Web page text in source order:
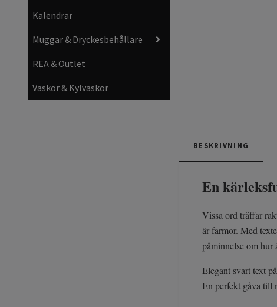
Kalendrar
Muggar & Dryckesbehållare
REA & Outlet
Väskor & Kylväskor
BESKRIVNING
En
Vissa ord träffar
är farmor. Med
påminnelse om hur
Elegant svart text
En perfekt gåva till